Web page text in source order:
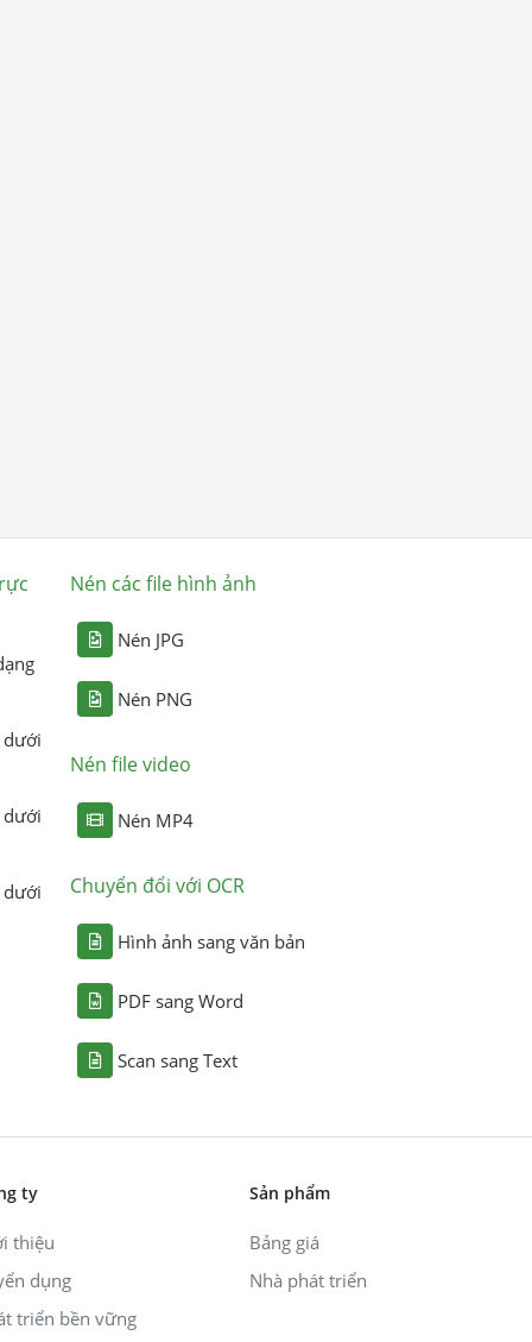
dưới
dưới
dưới
Nén các file hình ảnh
Nén JPG
Nén PNG
Nén file video
Nén MP4
Chuyển đổi với OCR
Hình ảnh sang văn bản
PDF sang Word
Scan sang Text
ty
thiệu
dụng
triển bền vững
Sản phẩm
Bảng giá
Nhà phát triển